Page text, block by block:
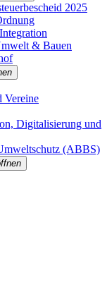
2025
& Bauen
Vereine
Digitalisierung und
(ABBS)